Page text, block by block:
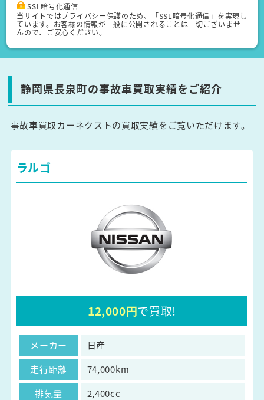
SSL暗号化通信
当サイトではプライバシー保護のため、「SSL暗号化通信」を実現し
ています。お客様の情報が一般に公開されることは一切ございませ
んので、ご安心ください。
静岡県長泉町の事故車買取実績をご紹介
事故車買取カーネクストの買取実績をご覧いただけます。
ラルゴ
12,000円で買取!
メーカー
日産
走行距離
74,000km
排気量
2,400cc